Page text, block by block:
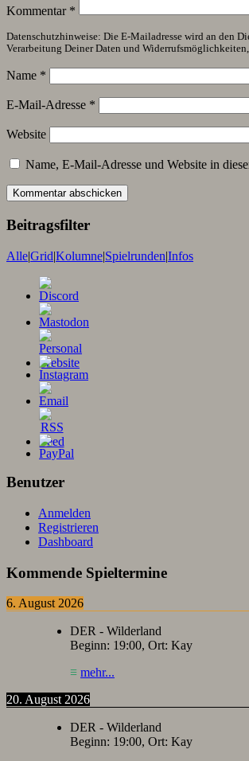
Kommentar *
Datenschutzhinweise: Die E-Mailadresse wird an den
Verarbeitung Deiner Daten und
Name *
E-Mail-Adresse *
Website
Name, E-Mail-Adresse und Website in
Beitragsfilter
Alle|Grid|Kolumne|Spielrunden|Infos
Benutzer
Anmelden
Registrieren
Dashboard
Kommende Spieltermine
6. August 2026
DER - Wilderland
Beginn: 19:00, Ort: Kay
≡ mehr...
20. August 2026
DER - Wilderland
Beginn: 19:00, Ort: Kay